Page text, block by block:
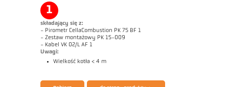
1
składający się z:
- Pirometr CellaCombustion PK 75 BF 1
- Zestaw montażowy PK 15-009
- Kabel VK 02/L AF 1
Uwagi:
Wielkość kotła < 4 m